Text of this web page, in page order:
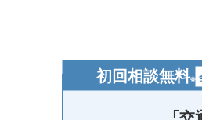
初回相談無料※